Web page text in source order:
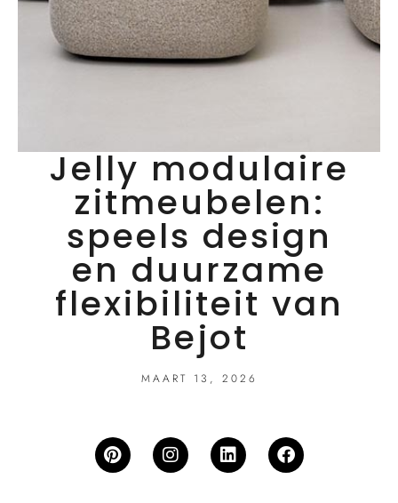
Jelly modulaire
zitmeubelen:
speels design
en duurzame
flexibiliteit van
Bejot
MAART 13, 2026